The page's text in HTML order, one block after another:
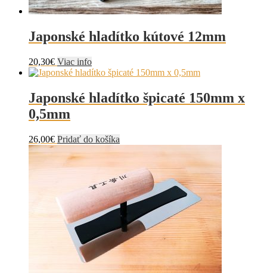
Japonské hladítko kútové 12mm
20,30€ Viac info
Japonské hladítko špicaté 150mm x
0,5mm
26,00€ Pridať do košíka